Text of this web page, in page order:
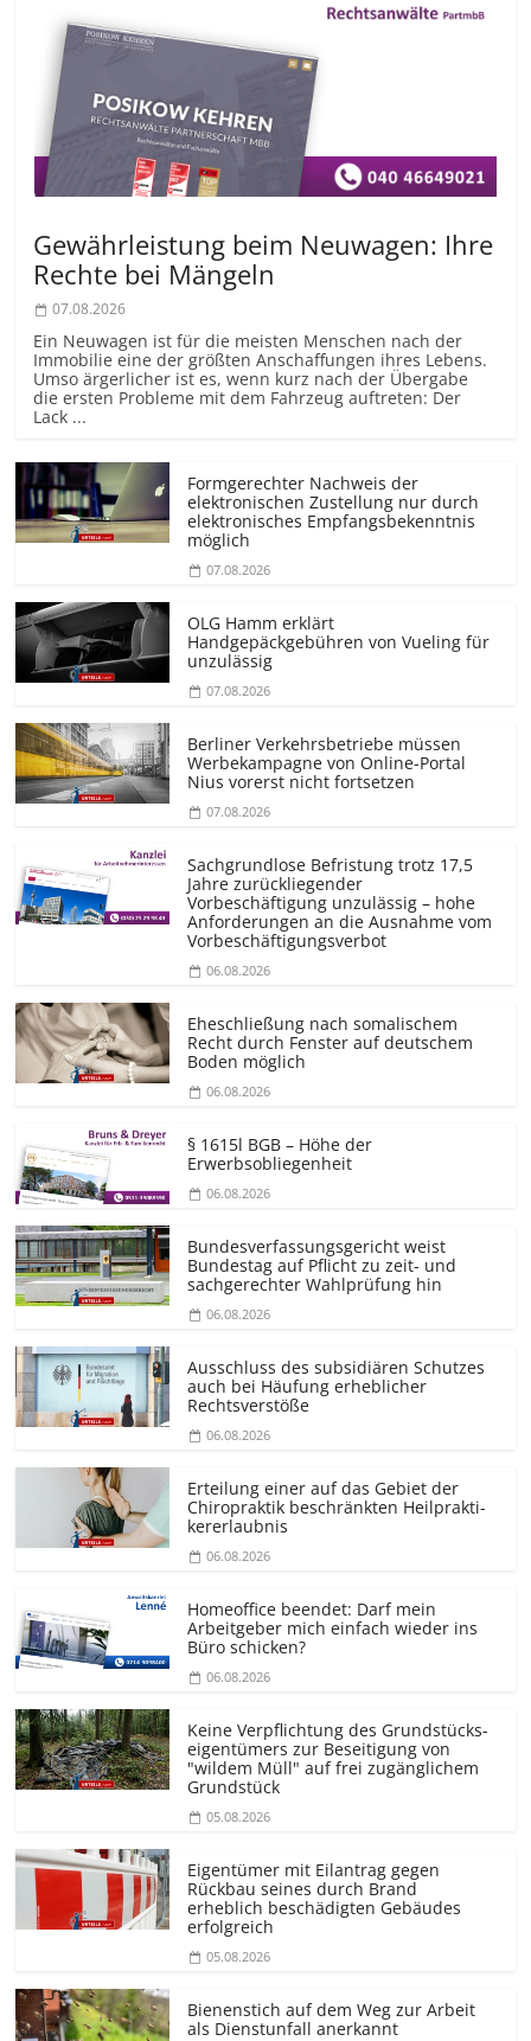
Gewährleistung beim Neuwagen: Ihre
Rechte bei Mängeln
07.08.2026
Ein Neuwagen ist für die meisten Menschen nach der
Immobilie eine der größten Anschaffungen ihres Lebens.
Umso ärgerlicher ist es, wenn kurz nach der Übergabe
die ersten Probleme mit dem Fahrzeug auftreten: Der
Lack ...
Formgerechter Nachweis der
elektronischen Zustellung nur durch
elektronisches Empfangsbekenntnis
möglich
07.08.2026
OLG Hamm erklärt
Handgepäckgebühren von Vueling für
unzulässig
07.08.2026
Berliner Verkehrsbetriebe müssen
Werbekampagne von Online-Portal
Nius vorerst nicht fortsetzen
07.08.2026
Sachgrundlose Befristung trotz 17,5
Jahre zurückliegender
Vorbeschäftigung unzulässig – hohe
Anforderungen an die Ausnahme vom
Vorbeschäf­tigungsverbot
06.08.2026
Eheschließung nach somalischem
Recht durch Fenster auf deutschem
Boden möglich
06.08.2026
§ 1615l BGB – Höhe der
Erwerbsobliegenheit
06.08.2026
Bundesver­fassungsgericht weist
Bundestag auf Pflicht zu zeit- und
sachgerechter Wahlprüfung hin
06.08.2026
Ausschluss des subsidiären Schutzes
auch bei Häufung erheblicher
Rechtsverstöße
06.08.2026
Erteilung einer auf das Gebiet der
Chiropraktik beschränkten Heilprakti­
kererlaubnis
06.08.2026
Homeoffice beendet: Darf mein
Arbeitgeber mich einfach wieder ins
Büro schicken?
06.08.2026
Keine Verpflichtung des Grundstücks­
eigentümers zur Beseitigung von
"wildem Müll" auf frei zugänglichem
Grundstück
05.08.2026
Eigentümer mit Eilantrag gegen
Rückbau seines durch Brand
erheblich beschädigten Gebäudes
erfolgreich
05.08.2026
Bienenstich auf dem Weg zur Arbeit
als Dienstunfall anerkannt